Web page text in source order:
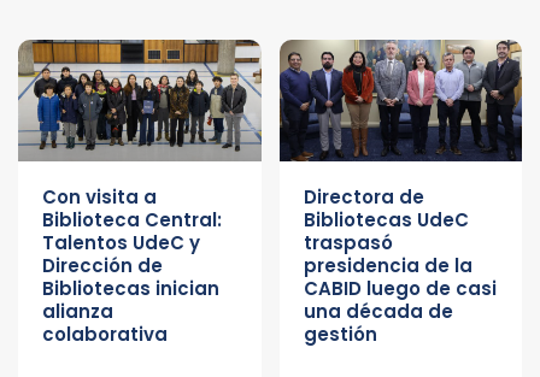
Con visita a
Biblioteca Central:
Talentos UdeC y
Dirección de
Bibliotecas inician
alianza
colaborativa
Directora de
Bibliotecas UdeC
traspasó
presidencia de la
CABID luego de casi
una década de
gestión